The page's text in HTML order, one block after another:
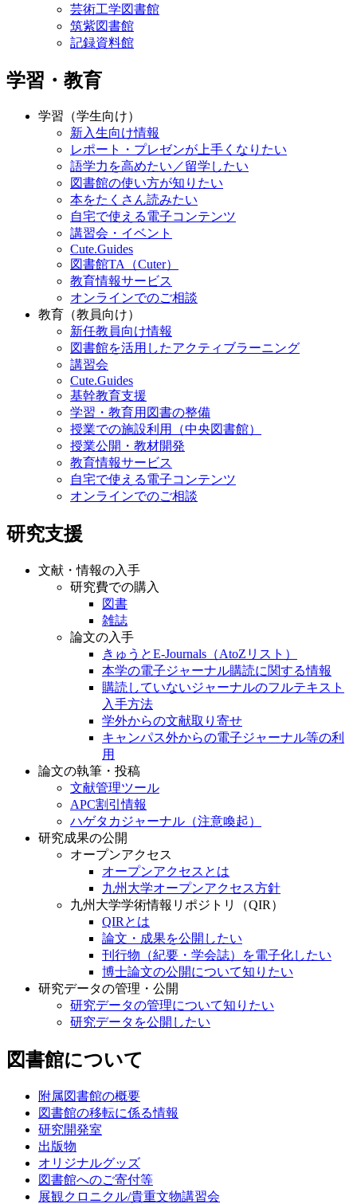
芸術工学図書館
筑紫図書館
記録資料館
学習・教育
学習（学生向け）
新入生向け情報
レポート・プレゼンが上手くなりたい
語学力を高めたい／留学したい
図書館の使い方が知りたい
本をたくさん読みたい
自宅で使える電子コンテンツ
講習会・イベント
Cute.Guides
図書館TA（Cuter）
教育情報サービス
オンラインでのご相談
教育（教員向け）
新任教員向け情報
図書館を活用したアクティブラーニング
講習会
Cute.Guides
基幹教育支援
学習・教育用図書の整備
授業での施設利用（中央図書館）
授業公開・教材開発
教育情報サービス
自宅で使える電子コンテンツ
オンラインでのご相談
研究支援
文献・情報の入手
研究費での購入
図書
雑誌
論文の入手
きゅうとE-Journals（AtoZリスト）
本学の電子ジャーナル購読に関する情報
購読していないジャーナルのフルテキスト
入手方法
学外からの文献取り寄せ
キャンパス外からの電子ジャーナル等の利
用
論文の執筆・投稿
文献管理ツール
APC割引情報
ハゲタカジャーナル（注意喚起）
研究成果の公開
オープンアクセス
オープンアクセスとは
九州大学オープンアクセス方針
九州大学学術情報リポジトリ（QIR）
QIRとは
論文・成果を公開したい
刊行物（紀要・学会誌）を電子化したい
博士論文の公開について知りたい
研究データの管理・公開
研究データの管理について知りたい
研究データを公開したい
図書館について
附属図書館の概要
図書館の移転に係る情報
研究開発室
出版物
オリジナルグッズ
図書館へのご寄付等
展観クロニクル/貴重文物講習会